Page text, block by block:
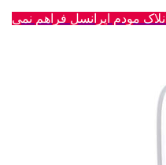
مودم ایرانسل فراهم نمی